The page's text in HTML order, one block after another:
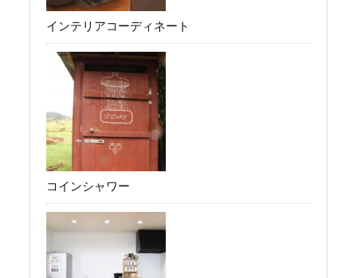
インテリアコーディネート
コインシャワー